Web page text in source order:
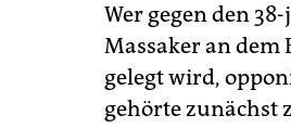
Wer gegen den
Massaker an dem
gelegt wird,
gehörte zunächst